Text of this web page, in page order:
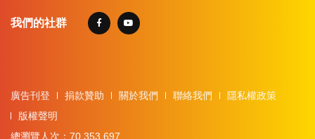
我們的社群
廣告刊登 捐款贊助 關於我們 聯絡我們
隱私權政策
版權聲明
總瀏覽人次：70,353,697